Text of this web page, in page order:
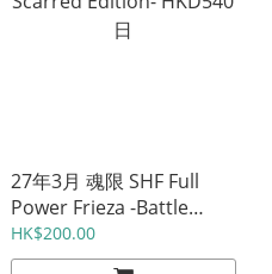
27年3月 魂限 SHF Full
Power Frieza -Battle
Scarred Edition- HKD540
日
HK$200.00